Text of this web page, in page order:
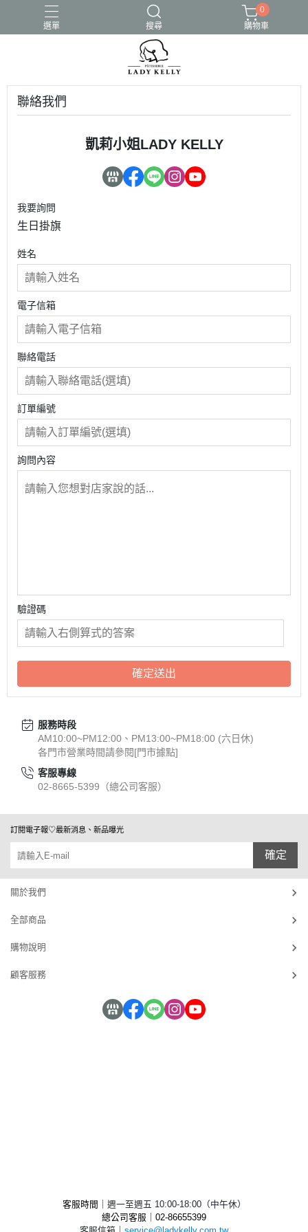
選單 搜尋
0
購物車
聯絡我們
凱莉小姐LADY KELLY
我要詢問
生日掛旗
姓名
電子信箱
聯絡電話
訂單編號
詢問內容
驗證碼
確定送出
服務時段
AM10:00~PM12:00、PM13:00~PM18:00 (六日休)
各門市營業時間請參閱[門市據點]
客服專線
02-8665-5399（總公司客服）
客服時間｜ 週一至週五 10:00-18:00（中午休）
總公司客服｜02-86655399
訂閱電子報♡最新消息、新品曝光
確定
關於我們
全部商品
購物說明
顧客服務